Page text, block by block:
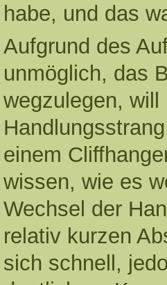
habe, und das
Aufgrund des
unmöglich, das
wegzulegen,
einem
wissen, wie es
Wechsel der
relativ kurzen
sich schnell,